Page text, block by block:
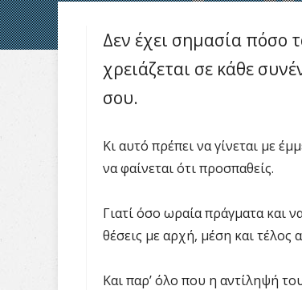
Δεν έχει σημασία πόσο
χρειάζεται σε κάθε
σου.
Κι αυτό πρέπει να γίνεται με
να φαίνεται ότι προσπαθείς.
Γιατί όσο ωραία πράγματα και
θέσεις με αρχή, μέση και
Και παρ’ όλο που η αντίληψή